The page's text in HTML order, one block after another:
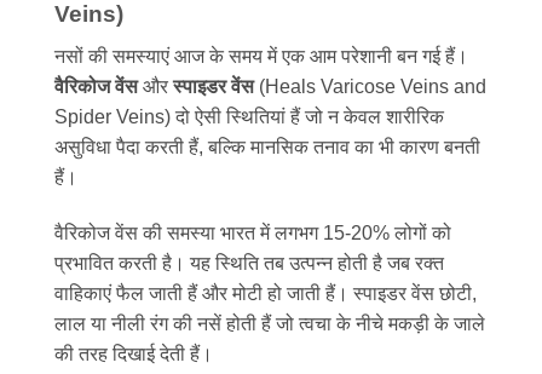
Veins)
नसों की समस्याएं आज के समय में एक आम परेशानी बन गई हैं।
वैरिकोज वेंसऔरस्पाइडर वेंस(Heals Varicose Veins and
Spider Veins) दो ऐसी स्थितियां हैं जो न केवल शारीरिक
असुविधा पैदा करती हैं, बल्कि मानसिक तनाव का भी कारण बनती
हैं।
वैरिकोज वेंस की समस्या भारत में लगभग 15-20% लोगों को
प्रभावित करती है। यह स्थिति तब उत्पन्न होती है जब रक्त
वाहिकाएं फैल जाती हैं और मोटी हो जाती हैं। स्पाइडर वेंस छोटी,
लाल या नीली रंग की नसें होती हैं जो त्वचा के नीचे मकड़ी के जाले
की तरह दिखाई देती हैं।